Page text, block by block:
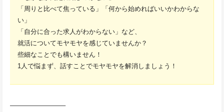
「周りと比べて焦っている」「何から始めればいいかわからな
い」
「自分に合った求人がわからない」など、
就活についてモヤモヤを感じていませんか？
些細なことでも構いません！
1人で悩まず、話すことでモヤモヤを解消しましょう！
————————–